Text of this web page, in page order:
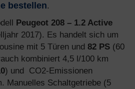
bestellen.
Peugeot 208 – 1.2 Active
2017). Es handelt sich um
mit 5 Türen und 82 PS (60
kombiniert 4,5 l/100 km
) und CO2-Emissionen
Manuelles Schaltgetriebe (5